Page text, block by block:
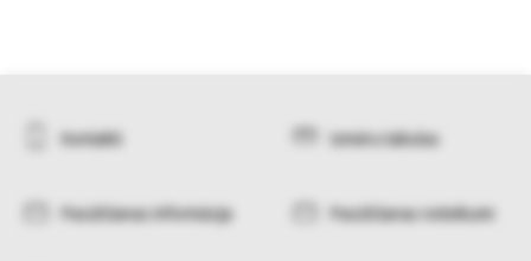
Kontakti Izmēru tabulas
Pasūtīšanas informācija Pasūtīšanas noteikumi